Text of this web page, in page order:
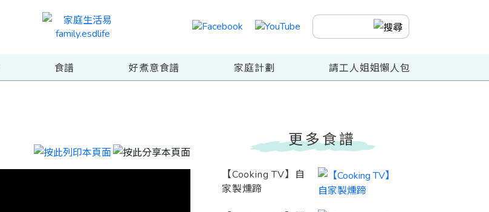
食譜 好煮意食譜 家庭計劃 請工人姐姐懶人包
更多食譜
【Cooking TV】自
家製燻蹄